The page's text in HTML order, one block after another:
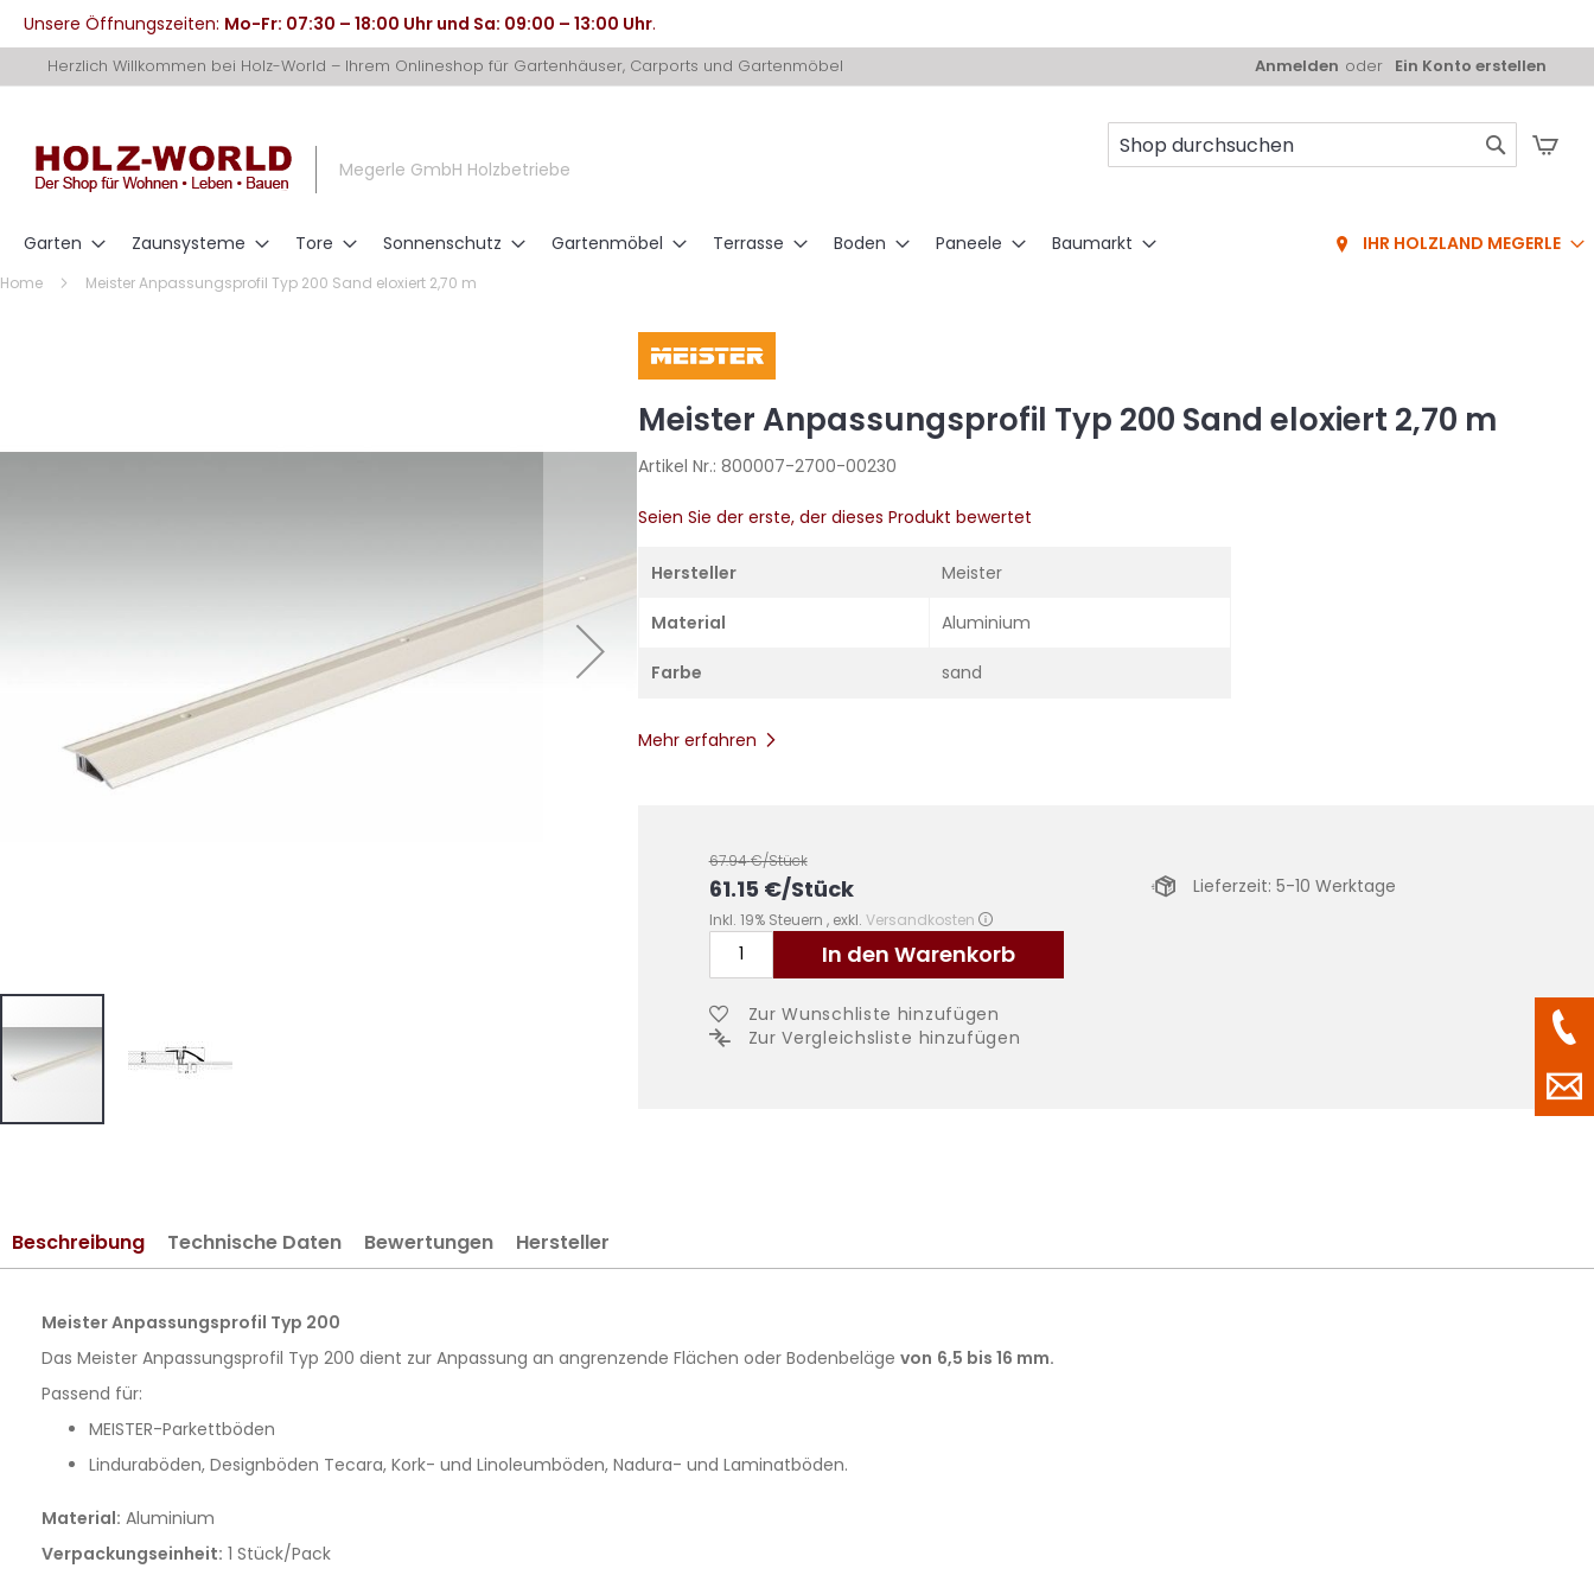
Unsere Öffnungszeiten: Mo-Fr: 07:30 – 18:00 Uhr und Sa: 09:00 – 13:00 Uhr.
zum
Herzlich Willkommen bei Holz-World – Ihrem Onlineshop für Gartenhäuser, Carports und Gartenmöbel Anmelden Ein Konto erstellen
Megerle GmbH Holzbetriebe
Garten Zaunsysteme Tore Sonnenschutz Gartenmöbel Terrasse Boden Paneele Baumarkt IHR HOLZLAND MEGERLE
Home Meister Anpassungsprofil Typ 200 Sand eloxiert 2,70 m
Bildergalerie
springen
Meister Anpassungsprofil Typ 200 Sand eloxiert 2,70 m
Artikel Nr.: 800007-2700-00230
Seien Sie der erste, der dieses Produkt bewertet
Hersteller Meister
Material Aluminium
Farbe sand
Mehr erfahren
67.94€/Stück
61.15 €/Stück
Inkl. 19% Steuern , exkl. Versandkosten
In den Warenkorb
Lieferzeit: 5-10 Werktage
Zur Wunschliste hinzufügen
Zur Vergleichsliste hinzufügen
Beschreibung
Meister Anpassungsprofil Typ 200
Das Meister Anpassungsprofil Typ 200 dient zur Anpassung an angrenzende Flächen oder Bodenbeläge von 6,5 bis 16 mm.
Passend für:
MEISTER-Parkettböden
Linduraböden, Designböden Tecara, Kork- und Linoleumböden, Nadura- und Laminatböden.
Material: Aluminium
Verpackungseinheit: 1 Stück/Pack
Technische Daten Bewertungen Hersteller